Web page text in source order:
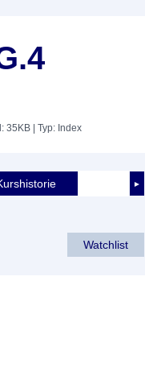
35KB | Typ: Index
►
Watchlist